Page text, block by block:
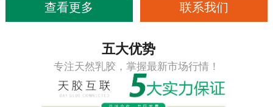
查看更多 联系我们
五大优势
专注天然乳胶，掌握最新市场行情！